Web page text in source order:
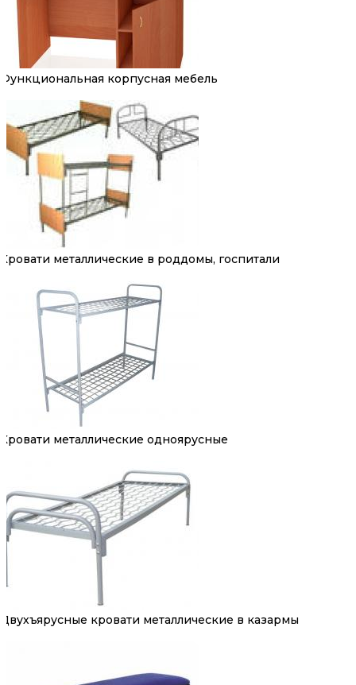
Функциональная корпусная мебель
Кровати металлические в роддомы, госпитали
Кровати металлические одноярусные
Двухъярусные кровати металлические в казармы